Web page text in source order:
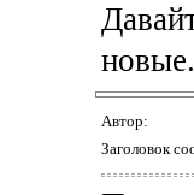
Автор:
Заголовок